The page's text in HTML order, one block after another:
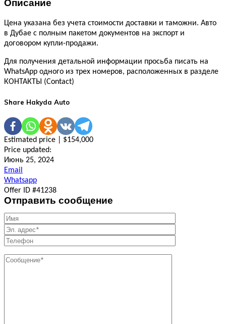
Описание
Цена указана без учета стоимости доставки и таможни. Авто
в Дубае с полным пакетом документов на экспорт и
договором купли-продажи.
Для получения детальной информации просьба писать на
WhatsApp одного из трех номеров, расположенных в разделе
КОНТАКТЫ (Contact)
Share Hakyda Auto
Estimated price | $154,000
Price updated:
Июнь 25, 2024
Email
Whatsapp
Offer ID #41238
Отправить сообщение